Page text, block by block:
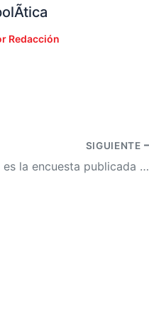
Redacción
SIGUIENTE
Esta es la encuesta publicada por Cid Gallup: